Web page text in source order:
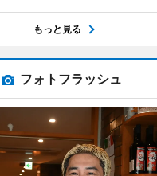
もっと見る
フォトフラッシュ